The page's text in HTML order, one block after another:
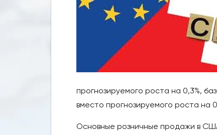
прогнозируемого роста на 0,3%,
вместо прогнозируемого роста на
Основные розничные продажи в